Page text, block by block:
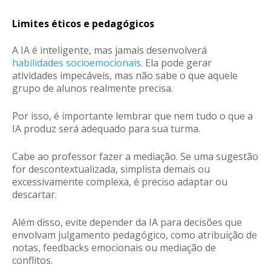
Limites éticos e pedagógicos
A IA é inteligente, mas jamais desenvolverá
habilidades socioemocionais. Ela pode gerar
atividades impecáveis, mas não sabe o que aquele
grupo de alunos realmente precisa.
Por isso, é importante lembrar que nem tudo o que a
IA produz será adequado para sua turma.
Cabe ao professor fazer a mediação. Se uma sugestão
for descontextualizada, simplista demais ou
excessivamente complexa, é preciso adaptar ou
descartar.
Além disso, evite depender da IA para decisões que
envolvam julgamento pedagógico, como atribuição de
notas, feedbacks emocionais ou mediação de
conflitos.